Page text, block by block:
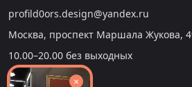
profild0ors.design@yandex.ru
Москва, проспект Маршала Жукова,
10.00–20.00 без выходных
×